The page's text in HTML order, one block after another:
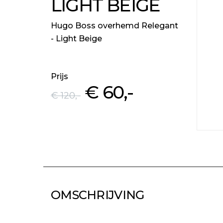
LIGHT BEIGE
Hugo Boss overhemd Relegant
- Light Beige
Prijs
€ 120,- € 60,-
OMSCHRIJVING